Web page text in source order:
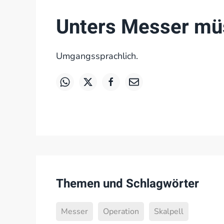
Unters Messer
Umgangssprachlich.
Themen und Schlagwörter
Messer Operation Skalpell